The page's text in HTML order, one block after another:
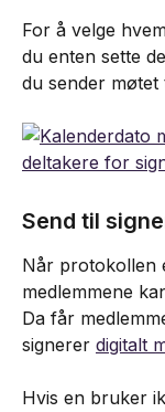
For å velge
du enten sette
du sender møtet
Send til
Når protokollen
medlemmene
Da får
signerer digitalt
Hvis en bruker